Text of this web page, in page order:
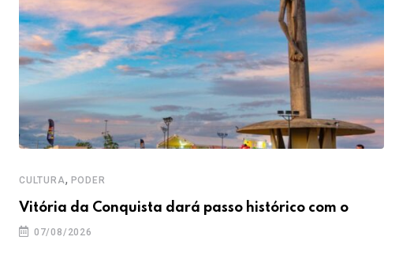
CULTURA, PODER
Vitória da Conquista dará passo histórico com o
07/08/2026